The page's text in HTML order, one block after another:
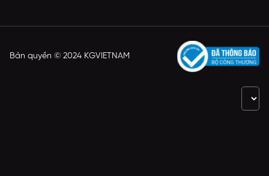
Bản quyền © 2024 KGVIETNAM